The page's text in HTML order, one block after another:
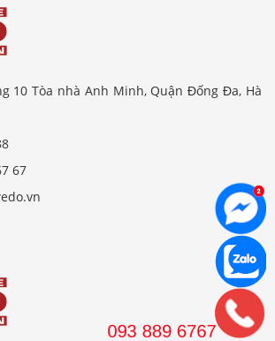
10 Tòa nhà Anh Minh, Quận Đống Đa, Hà
67